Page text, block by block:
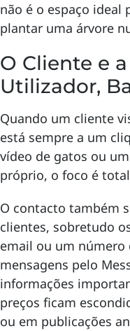
não é o espaço ideal
plantar uma árvore
O Cliente e
Utilizador,
Quando um cliente
está sempre a um
vídeo de gatos ou
próprio, o foco é
O contacto também
clientes, sobretudo
email ou um número
mensagens pelo
informações
preços ficam
ou em publicações